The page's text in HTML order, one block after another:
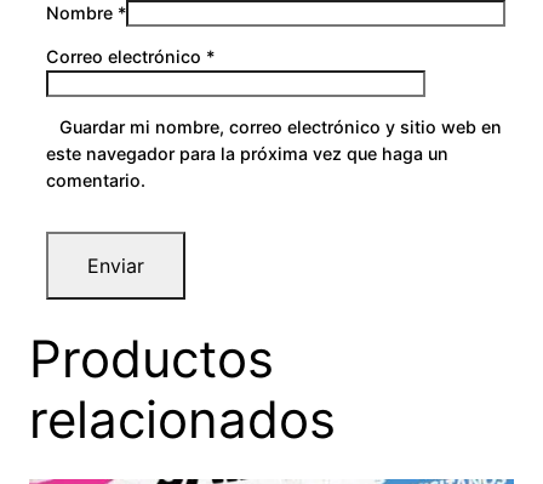
Nombre *
Correo electrónico *
Guardar mi nombre, correo electrónico y sitio web en
este navegador para la próxima vez que haga un
comentario.
Productos
relacionados